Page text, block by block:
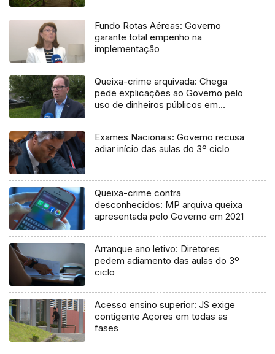
Fundo Rotas Aéreas: Governo
garante total empenho na
implementação
Queixa-crime arquivada: Chega
pede explicações ao Governo pelo
uso de dinheiros públicos em
Exames Nacionais: Governo recusa
adiar início das aulas do 3º ciclo
Queixa-crime contra
desconhecidos: MP arquiva queixa
apresentada pelo Governo em 2021
Arranque ano letivo: Diretores
pedem adiamento das aulas do 3º
ciclo
Acesso ensino superior: JS exige
contigente Açores em todas as
fases